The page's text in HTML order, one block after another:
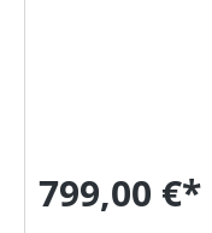
799,00 €*